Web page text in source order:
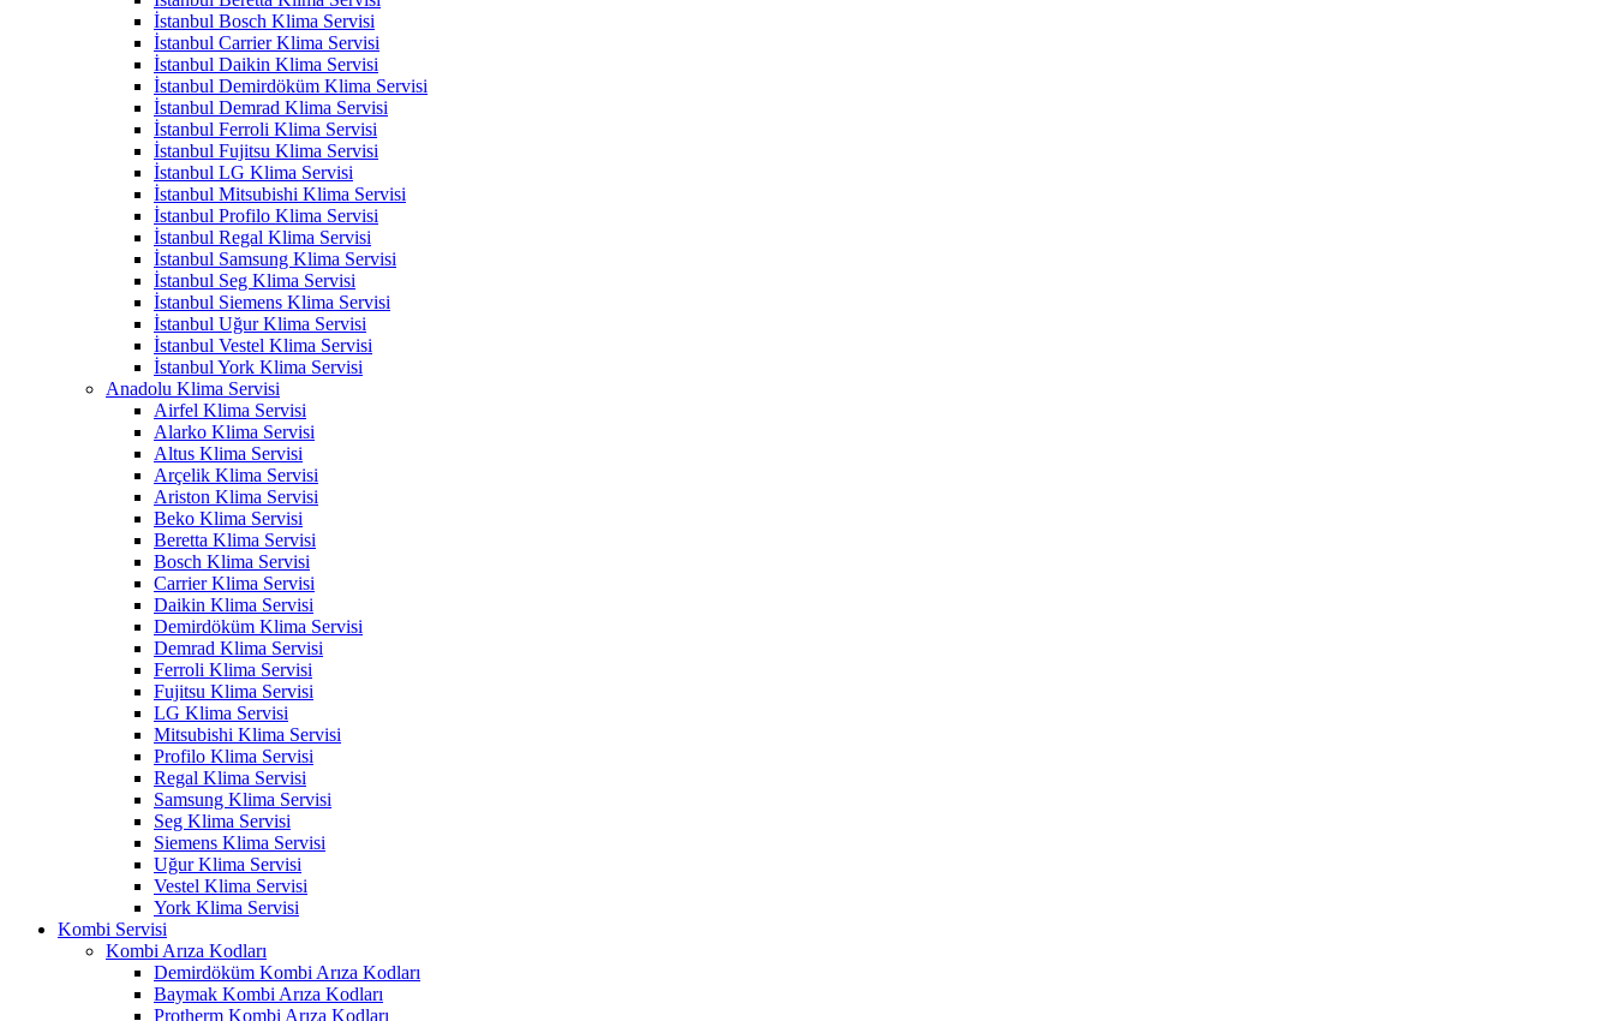
İstanbul Bosch Klima Servisi
İstanbul Carrier Klima Servisi
İstanbul Daikin Klima Servisi
İstanbul Demirdöküm Klima Servisi
İstanbul Demrad Klima Servisi
İstanbul Ferroli Klima Servisi
İstanbul Fujitsu Klima Servisi
İstanbul LG Klima Servisi
İstanbul Mitsubishi Klima Servisi
İstanbul Profilo Klima Servisi
İstanbul Regal Klima Servisi
İstanbul Samsung Klima Servisi
İstanbul Seg Klima Servisi
İstanbul Siemens Klima Servisi
İstanbul Uğur Klima Servisi
İstanbul Vestel Klima Servisi
İstanbul York Klima Servisi
Anadolu Klima Servisi
Airfel Klima Servisi
Alarko Klima Servisi
Altus Klima Servisi
Arçelik Klima Servisi
Ariston Klima Servisi
Beko Klima Servisi
Beretta Klima Servisi
Bosch Klima Servisi
Carrier Klima Servisi
Daikin Klima Servisi
Demirdöküm Klima Servisi
Demrad Klima Servisi
Ferroli Klima Servisi
Fujitsu Klima Servisi
LG Klima Servisi
Mitsubishi Klima Servisi
Profilo Klima Servisi
Regal Klima Servisi
Samsung Klima Servisi
Seg Klima Servisi
Siemens Klima Servisi
Uğur Klima Servisi
Vestel Klima Servisi
York Klima Servisi
Kombi Servisi
Kombi Arıza Kodları
Demirdöküm Kombi Arıza Kodları
Baymak Kombi Arıza Kodları
Protherm Kombi Arıza Kodları